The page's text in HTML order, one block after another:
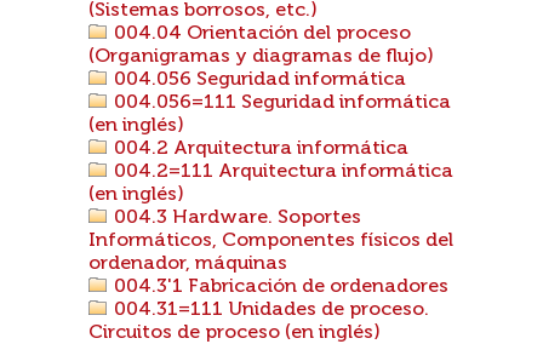
(Sistemas borrosos, etc.)
004.04 Orientación del proceso
(Organigramas y diagramas de flujo)
004.056 Seguridad informática
004.056=111 Seguridad informática
(en inglés)
004.2 Arquitectura informática
004.2=111 Arquitectura informática
(en inglés)
004.3 Hardware. Soportes
Informáticos, Componentes físicos del
ordenador, máquinas
004.3'1 Fabricación de ordenadores
004.31=111 Unidades de proceso.
Circuitos de proceso (en inglés)